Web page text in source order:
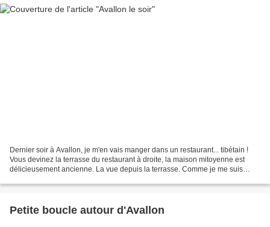
Dernier soir à Avallon, je m'en vais manger dans un restaurant... tibétain !
Vous devinez la terrasse du restaurant à droite, la maison mitoyenne est
délicieusement ancienne. La vue depuis la terrasse. Comme je me suis
Petite boucle autour d'Avallon